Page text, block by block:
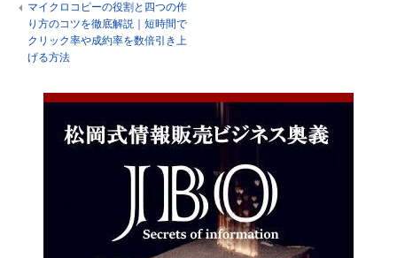
マイクロコピーの役割と四つの作
り方のコツを徹底解説｜短時間で
クリック率や成約率を数倍引き上
げる方法